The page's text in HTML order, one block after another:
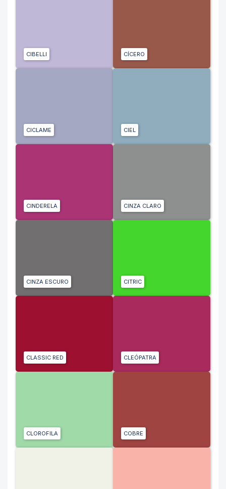
CIBELLI CÍCERO
CICLAME CIEL
CINDERELA CINZA CLARO
CINZA ESCURO CITRIC
CLASSIC RED CLEÓPATRA
CLOROFILA COBRE